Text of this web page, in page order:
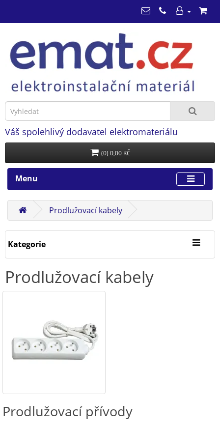
Váš spolehlivý dodavatel elektromateriálu
(0) 0,00 KČ
Menu
Prodlužovací kabely
Kategorie
Prodlužovací kabely
Prodlužovací přívody